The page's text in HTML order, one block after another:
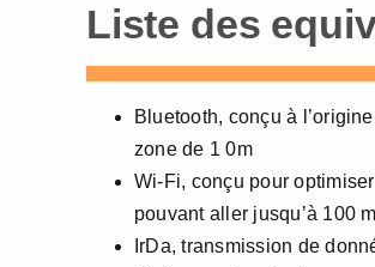
Liste des
Bluetooth, conçu à
zone de 1 0m
Wi-Fi, conçu pour
pouvant aller jusqu’à 100 m
IrDa, transmission de